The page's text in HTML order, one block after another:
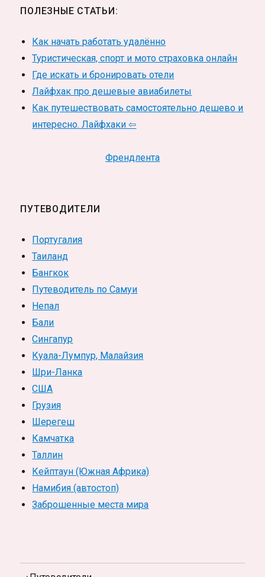
ПОЛЕЗНЫЕ СТАТЬИ:
Как начать работать удалённо
Туристическая, спорт и мото страховка онлайн
Где искать и бронировать отели
Лайфхак про дешевые авиабилеты
Как путешествовать самостоятельно дешево и
интересно. Лайфхаки ⇦
Френдлента
ПУТЕВОДИТЕЛИ
Португалия
Таиланд
Бангкок
Путеводитель по Самуи
Непал
Бали
Сингапур
Куала-Лумпур, Малайзия
Шри-Ланка
США
Грузия
Шерегеш
Камчатка
Таллин
Кейптаун (Южная Африка)
Намибия (автостоп)
Заброшенные места мира